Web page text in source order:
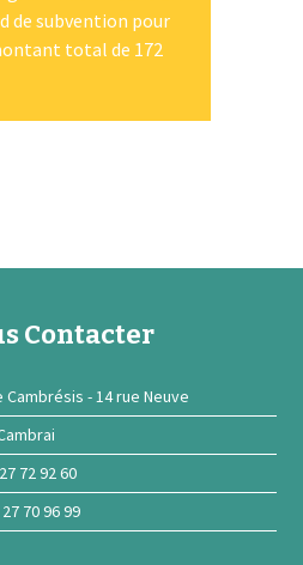
de subvention pour
total de 172
Contacter
Cambrésis - 14 rue Neuve
72 92 60
70 96 99